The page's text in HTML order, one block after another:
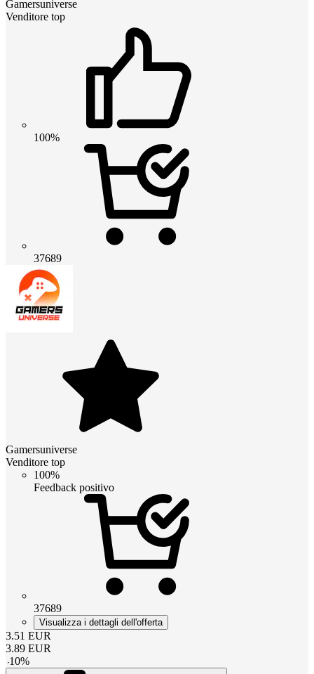
Gamersuniverse
Venditore top
100%
37689
Gamersuniverse
Venditore top
100%
Feedback positivo
37689
Visualizza i dettagli dell'offerta
3.51 EUR
3.89 EUR
-10%